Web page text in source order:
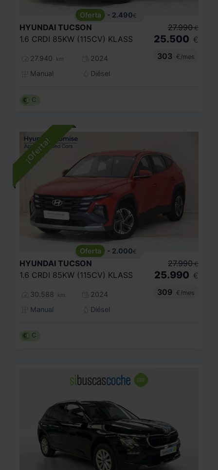
- 2.490€
HYUNDAI TUCSON
1.6 CRDI 85KW (115CV) KLASS
27.940 km
2024
Manual
Diésel
27.990 €
25.500 €
303
€/mes
C
- 2.000€
HYUNDAI TUCSON
1.6 CRDI 85KW (115CV) KLASS
30.588 km
2024
Manual
Diésel
27.990 €
25.990 €
309
€/mes
C